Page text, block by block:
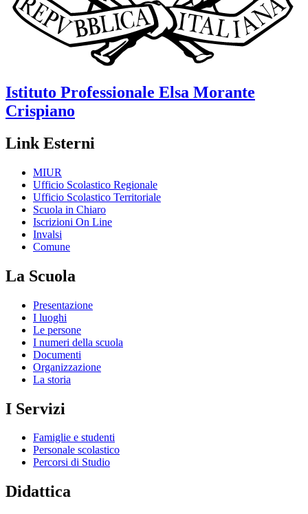
Istituto Professionale Elsa Morante
Crispiano
Link Esterni
MIUR
Ufficio Scolastico Regionale
Ufficio Scolastico Territoriale
Scuola in Chiaro
Iscrizioni On Line
Invalsi
Comune
La Scuola
Presentazione
I luoghi
Le persone
I numeri della scuola
Documenti
Organizzazione
La storia
I Servizi
Famiglie e studenti
Personale scolastico
Percorsi di Studio
Didattica